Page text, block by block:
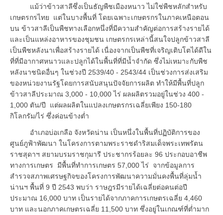
แม้ว่าข้าวสาลีซึ่งเป็นธัญพืชเมืองหนาว ไม่ใช่พืชหลักสำหรับ
เกษตรกรไทย แต่ในบางพื้นที่ โดยเฉพาะเกษตรกรในภาคเหนือตอน
บน ข้าวสาลีเป็นพืชทางเลือกหนึ่งที่มีความสำคัญต่อการสร้างรายได้
และเป็นแหล่งอาหารของชุมชน เกษตรกรเหล่านี้สนใจปลูกข้าวสาลี
เป็นพืชหลังนาเพื่อสร้างรายได้ เนื่องจากเป็นพืชที่เจริญเติบโตได้ดีใน
ที่ที่มีอากาศหนาวและปลูกได้ในพื้นที่ที่มีน้ำจำกัด ซึ่งไม่เหมาะกับพืช
หลังนาชนิดอื่นๆ ในช่วงปี 2539/40 - 2543/44 เป็นช่วงการส่งเสริม
ของหน่วยงานรัฐโดยการสนับสนุนปัจจัยการผลิต ทำให้มีพื้นที่ปลูก
ข้าวสาลีประมาณ 3,000 - 10,000 ไร่ ผลผลิตรวมอยู่ในช่วง 400 -
1,000 ตัน/ปี แต่ผลผลิตในแปลงเกษตรกรเฉลี่ยเพียง 150-180
กิโลกรัม/ไร่ ซึ่งค่อนข้างต่ำ
อำเภอบ่อเกลือ จังหวัดน่าน เป็นหนึ่งในพื้นที่ปฏิบัติการของ
ศูนย์ภูฟ้าพัฒนา ในโครงการตามพระราชดำริสมเด็จพระเทพรัตน
ราชสุดาฯ สยามบรมราชกุมารี ประชากรร้อยละ 96 ประกอบอาชีพ
ทางการเกษตร มีพื้นที่ทำการเกษตร 57,000 ไร่ จากข้อมูลการ
สำรวจสภาพเศรษฐกิจของโครงการพัฒนาความมั่นคงพื้นที่ลุ่มน้ำ
น่านฯ พื้นที่ 9 ปี 2543 พบว่า ราษฎรมีรายได้เฉลี่ยต่อคนต่อปี
ประมาณ 16,000 บาท เป็นรายได้จากภาคการเกษตรเฉลี่ย 4,460
บาท และนอกภาคเกษตรเฉลี่ย 11,500 บาท ซึ่งอยู่ในเกณฑ์ที่ต่ำมาก